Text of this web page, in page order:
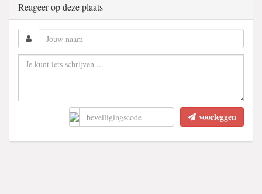
Reageer op deze plaats
voorleggen